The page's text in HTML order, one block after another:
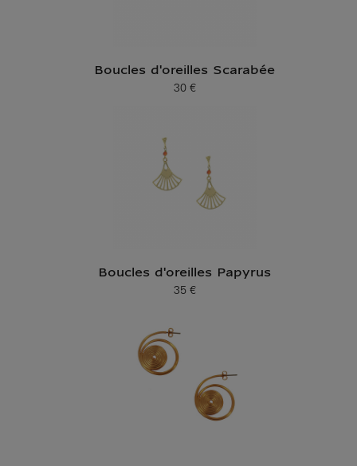
Boucles d'oreilles Scarabée
Prix ​​actuel
30 €
Boucles d'oreilles Papyrus
Prix ​​actuel
35 €